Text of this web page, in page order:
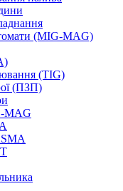
(MIG-MAG)
(TIG)
(ПЗП)
MAG